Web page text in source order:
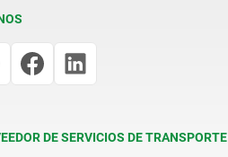
DE SERVICIOS DE TRANSPORTE